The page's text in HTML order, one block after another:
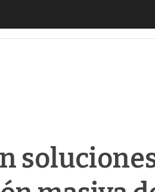
para impulsar la